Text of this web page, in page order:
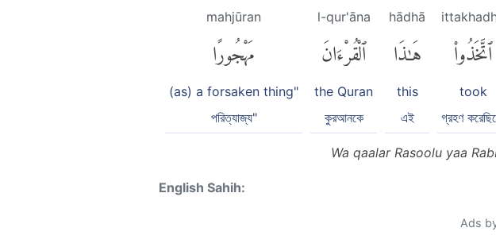
ٱتَّخَذُوا۟
took
গ্রহণ
hādhā
هَٰذَا
this
এই
l-qur'āna
ٱلْقُرْءَانَ
the Quran
কুরআনকে
mahjūran
مَهْجُورًا
(as) a forsaken thing"
পরিত্যাজ্য"
Wa qaalar Rasoolu yaa
English Sahih:
Ads